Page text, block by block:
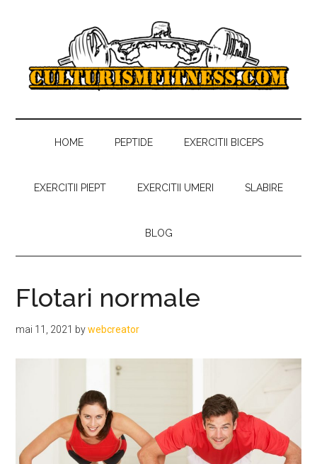
content
sidebar
Culturism
Fitness
alimentar,
fitness
HOME PEPTIDE EXERCITII BICEPS
EXERCITII PIEPT EXERCITII UMERI SLABIRE
BLOG
Flotari normale
mai 11, 2021 bywebcreator